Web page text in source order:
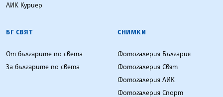
ЛИК Куриер
БГ СВЯТ
От българите по света
За българите по света
СНИМКИ
Фотогалерия България
Фотогалерия Свят
Фотогалерия ЛИК
Фотогалерия Спорт